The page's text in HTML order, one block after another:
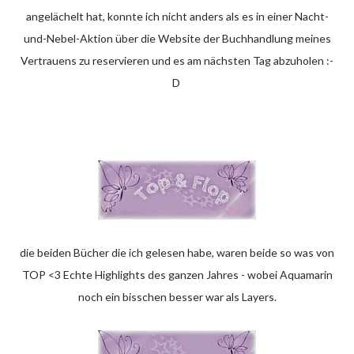
angelächelt hat, konnte ich nicht anders als es in einer Nacht-
und-Nebel-Aktion über die Website der Buchhandlung meines
Vertrauens zu reservieren und es am nächsten Tag abzuholen :-
D
die beiden Bücher die ich gelesen habe, waren beide so was von
TOP <3 Echte Highlights des ganzen Jahres - wobei Aquamarin
noch ein bisschen besser war als Layers.